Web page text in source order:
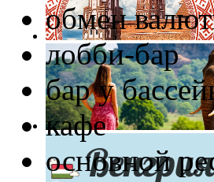
обмен
лобби-бар
бар у
кафе
основной